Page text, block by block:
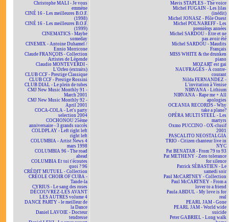
Christophe MALI - Je vous
emmène
CINÉ 16 - Les meilleures B.O.F.
(1998)
CINÉ 16 - Les meilleures B.O.F.
(1999)
CINEMATICS - Maybe
someday
CINEMIX - Antoine Duhamel /
Ennio Morricone
Claude FRANÇOIS - Collection
Artistes de Légende
Claudio MONTEVERDI -
L'Orfeo (extraits)
CLUB CCF - Prestige Classique
CLUB CCF - Prestige Rossini
CLUB DIAL - Le plein de tubes
CMJ New Music Monthly 91 -
March 2001
CMJ New Music Monthly 92 -
April 2001
COCA-COLA - Let's party
selection 2004
COCHONOU 25ème
anniversaire - 3 grands succès
COLDPLAY - Left right left
right left
COLUMBIA - Artist News 4
mars 1998
COLUMBIA 96 - The road
ahead
COLUMBIA Et toi t'écoutes
quoi ? 96
CRÉDIT MUTUEL - Collection
CRÉOLE CHOIR OF CUBA -
Tande-la
CYRIUS - Le sang des roses
DÉCOUVREZ-LES AVANT
LES AUTRES volume 4
DANCE PARTY - le meilleur de
la Dance
Daniel LAVOIE - Docteur
tendresse
Mavis STAPLES - The voice
Michel FUGAIN - Les lilas
(inédit)
Michel JONASZ - Pôle Ouest
Michel POLNAREFF - Les
premières années
Michel SARDOU - Être et ne
pas avoir été
Michel SARDOU - Maudits
Français
MISS WHITE & the drunken
piano
MOZART est gai
NAUFRAGÉS - À contre-
courant
Nilda FERNANDEZ -
L'invitation à Venise
NIRVANA - Lithium
NIRVANA - Rape me + All
apologies
OCEANIA RECORDS - Why
take a plane?
OPÉRA MULTI STEEL - Les
martyrs
Oxmo PUCCINO - OX-clusif
2001
PASCALITO NEOSTALGIA
TRIO - Citizen chanteur live in
NYC
Pat BENATAR - From 79 to 93
Pat METHENY - Zero tolerance
for silence
Patrick SÉBASTIEN - Le
samedi soir
Paul McCARTNEY - Collection
Paul McCARTNEY - From a
lover to a friend
Paula ABDUL - My love is for
real
PEARL JAM - Gone
PEARL JAM - World wide
suicide
Peter GABRIEL - Long walk